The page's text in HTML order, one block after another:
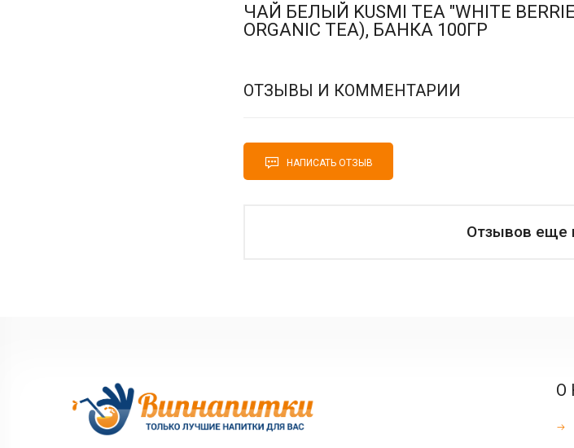
ЧАЙ БЕЛЫЙ KUSMI TEA "WHITE
ORGANIC TEA), БАНКА 100ГР
ОТЗЫВЫ И КОММЕНТАРИИ
НАПИСАТЬ ОТЗЫВ
Отзывов еще
О